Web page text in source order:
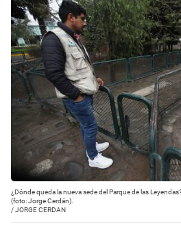
¿Dónde queda la nueva sede del Parque de las
(foto: Jorge Cerdán).
/JORGE CERDAN